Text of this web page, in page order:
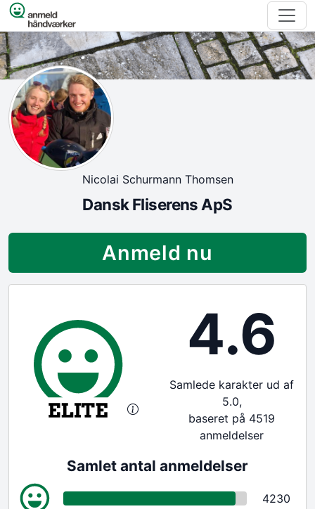
Spring til indhold
Nicolai Schurmann Thomsen
Dansk Fliserens ApS
Anmeld nu
4.6
Samlede karakter ud af
5.0,
baseret på 4519
anmeldelser
Samlet antal anmeldelser
4230